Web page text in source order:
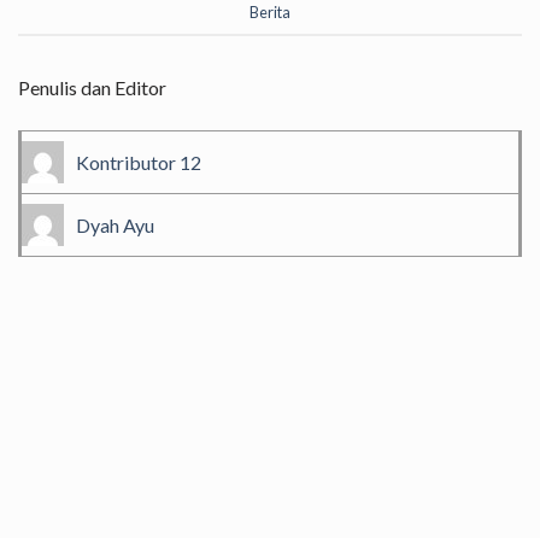
Berita
Penulis dan Editor
Kontributor 12
Dyah Ayu